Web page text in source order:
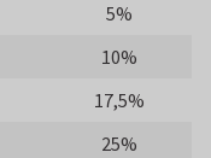
5%
10%
17,5%
25%